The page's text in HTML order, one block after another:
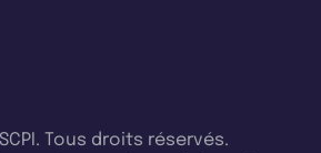
Tous droits réservés.